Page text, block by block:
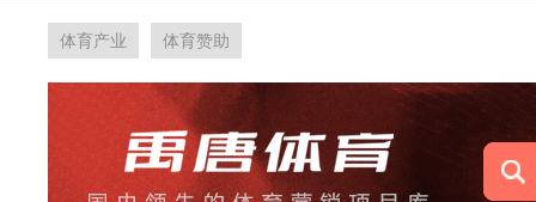
体育产业 体育赞助